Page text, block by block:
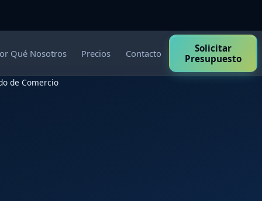
Qué Nosotros Precios Contacto
Solicitar
Presupuesto
de Comercio